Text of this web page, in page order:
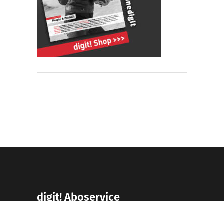
digit! Aboservice